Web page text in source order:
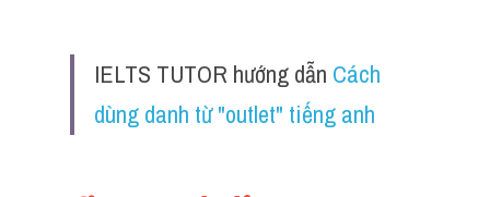
IELTS TUTOR hướng dẫn Cách
dùng danh từ "outlet" tiếng anh